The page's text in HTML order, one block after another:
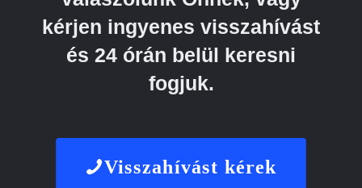
kérjen ingyenes visszahívást
és 24 órán belül keresni
fogjuk.
Visszahívást kérek